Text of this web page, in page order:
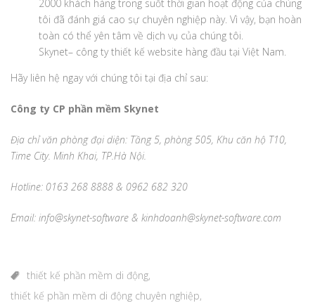
2000 khách hàng trong suốt thời gian hoạt động của chúng
tôi đã đánh giá cao sự chuyên nghiệp này. Vì vậy, bạn hoàn
toàn có thể yên tâm về dịch vụ của chúng tôi.
Skynet– công ty thiết kế website hàng đầu tại Việt Nam.
Hãy liên hệ ngay với chúng tôi tại địa chỉ sau:
Công ty CP phần mềm Skynet
Địa chỉ văn phòng đại diện: Tầng 5, phòng 505, Khu căn hộ T10,
Time City. Minh Khai, TP.Hà Nội.
Hotline: 0163 268 8888 & 0962 682 320
Email: info@skynet-software & kinhdoanh@skynet-software.com
thiết kế phần mềm di động,
thiết kế phần mềm di động chuyên nghiệp,